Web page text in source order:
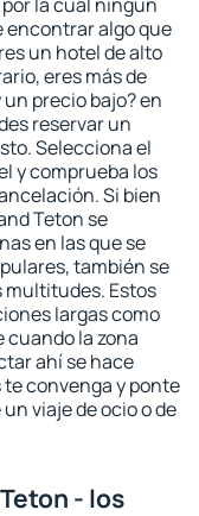
encontrar algo que
un hotel de alto
eres más de
precio bajo? en
reservar un
Selecciona el
y comprueba los
Si bien
Teton se
en las que se
también se
multitudes. Estos
largas como
cuando la zona
ahí se hace
te convenga y ponte
viaje de ocio o de
- los